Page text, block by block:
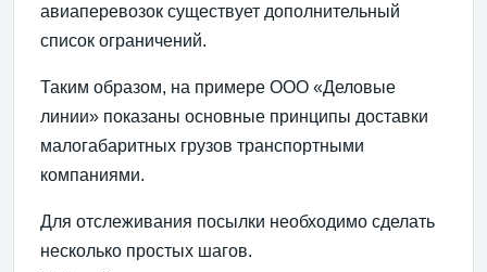
авиаперевозок существует дополнительный
список ограничений.
Таким образом, на примере ООО «Деловые
линии» показаны основные принципы доставки
малогабаритных грузов транспортными
компаниями.
Для отслеживания посылки необходимо сделать
несколько простых шагов.